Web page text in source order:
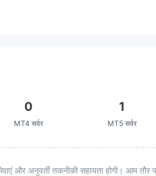
0
MT4 सर्वर
1
MT5 सर्वर
और अनुवर्ती तकनीकी सहायता होगी। आम